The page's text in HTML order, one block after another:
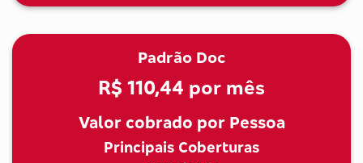
Padrão Doc
R$ 110,44 por mês
Valor cobrado por Pessoa
Principais Coberturas